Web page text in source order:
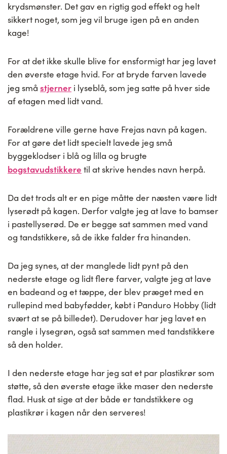
krydsmønster. Det gav en rigtig god effekt og helt
sikkert noget, som jeg vil bruge igen på en anden
kage!
For at det ikke skulle blive for ensformigt har jeg lavet
den øverste etage hvid. For at bryde farven lavede
jeg små stjerner i lyseblå, som jeg satte på hver side
af etagen med lidt vand.
Forældrene ville gerne have Frejas navn på kagen.
For at gøre det lidt specielt lavede jeg små
byggeklodser i blå og lilla og brugte
bogstavudstikkere til at skrive hendes navn herpå.
Da det trods alt er en pige måtte der næsten være lidt
lyserødt på kagen. Derfor valgte jeg at lave to bamser
i pastellyserød. De er begge sat sammen med vand
og tandstikkere, så de ikke falder fra hinanden.
Da jeg synes, at der manglede lidt pynt på den
nederste etage og lidt flere farver, valgte jeg at lave
en badeand og et tæppe, der blev præget med en
rullepind med babyfødder, købt i Panduro Hobby (lidt
svært at se på billedet). Derudover har jeg lavet en
rangle i lysegrøn, også sat sammen med tandstikkere
så den holder.
I den nederste etage har jeg sat et par plastikrør som
støtte, så den øverste etage ikke maser den nederste
flad. Husk at sige at der både er tandstikkere og
plastikrør i kagen når den serveres!